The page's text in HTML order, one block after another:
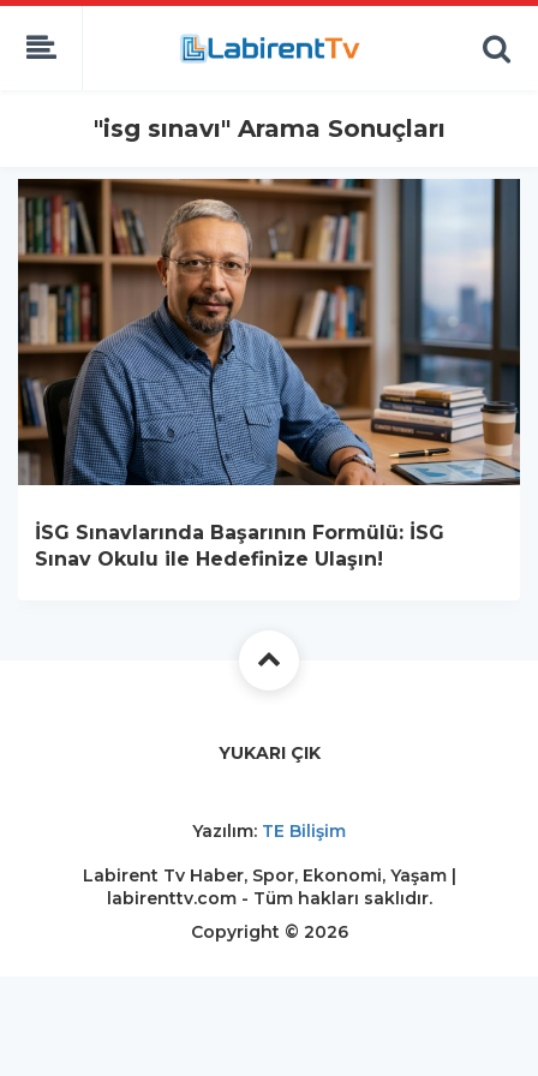
"isg sınavı" Arama Sonuçları
İSG Sınavlarında Başarının Formülü: İSG
Sınav Okulu ile Hedefinize Ulaşın!
YUKARI ÇIK
Yazılım: TE Bilişim
Labirent Tv Haber, Spor, Ekonomi, Yaşam |
labirenttv.com - Tüm hakları saklıdır.
Copyright © 2026